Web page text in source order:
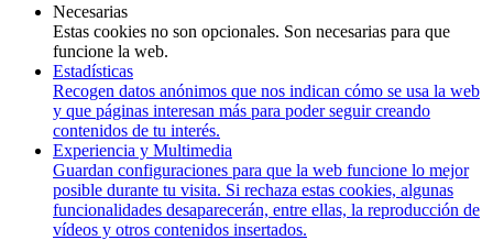
Necesarias
Estas cookies no son opcionales. Son necesarias para que
funcione la web.
Estadísticas
Recogen datos anónimos que nos indican cómo se usa la web
y que páginas interesan más para poder seguir creando
contenidos de tu interés.
Experiencia y Multimedia
Guardan configuraciones para que la web funcione lo mejor
posible durante tu visita. Si rechaza estas cookies, algunas
funcionalidades desaparecerán, entre ellas, la reproducción de
vídeos y otros contenidos insertados.